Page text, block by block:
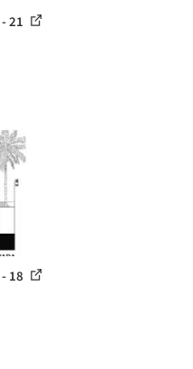
21
18